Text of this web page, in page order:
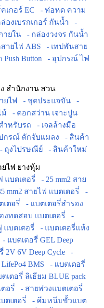
เกอร์ EC
- ท่อหด ความ
องเบรกเกอร์ กันน้ำ
-
ายใน
- กล่องวงจร กันน้ำ
ายไฟ ABS
- เทปพันสาย
Button
- อุปกรณ์ ไฟ
สำนักงาน สวน
ยไฟ
- ชุดประแจขัน
-
ม้
- ดอกสว่าน เจาะปูน
ำหรับรถ
- เจลล้างมือ
กรณ์ ดักจับแมลง
- สินค้า
- ถุงไปรษณีย์ - สินค้าใหม่
ยไฟ ยางหุ้ม
แบตเตอรี่
- 25 mm2 สาย
mm2 สายไฟ แบตเตอรี่
-
เตอรี่
- แบตเตอรี่สำรอง
งทดสอบ แบตเตอรี่
-
แบตเตอรี่
- แบตเตอรี่แห้ง
- แบตเตอรี่ GEL Deep
2V 6V Deep Cycle
-
BMS
- แบตเตอรี่
เตอรี่ ลิเธียม BLUE pack
อรี่
- สายพ่วงแบตเตอรี่
ตเตอรี่
- คีมหนีบขั้วแบต